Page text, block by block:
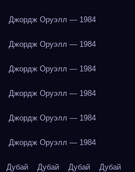
Джордж Оруэлл — 1984
Джордж Оруэлл — 1984
Джордж Оруэлл — 1984
Джордж Оруэлл — 1984
Джордж Оруэлл — 1984
Джордж Оруэлл — 1984
Дубай Дубай Дубай Дубай